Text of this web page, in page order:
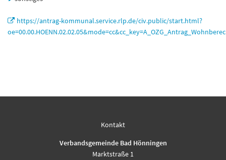
https://antrag-kommunal.service.rlp.de/civ.public/start.html?
Kontakt
Verbandsgemeinde Bad Hönningen
Marktstraße 1